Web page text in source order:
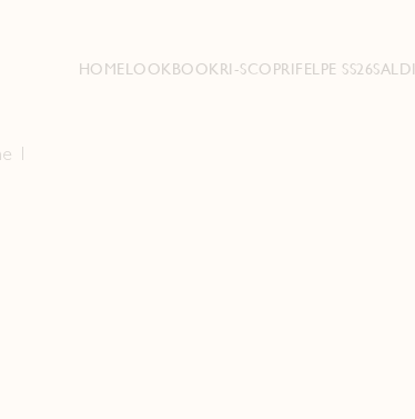
HOMELOOKBOOKRI-SCOPRIFELPE SS26SALDI